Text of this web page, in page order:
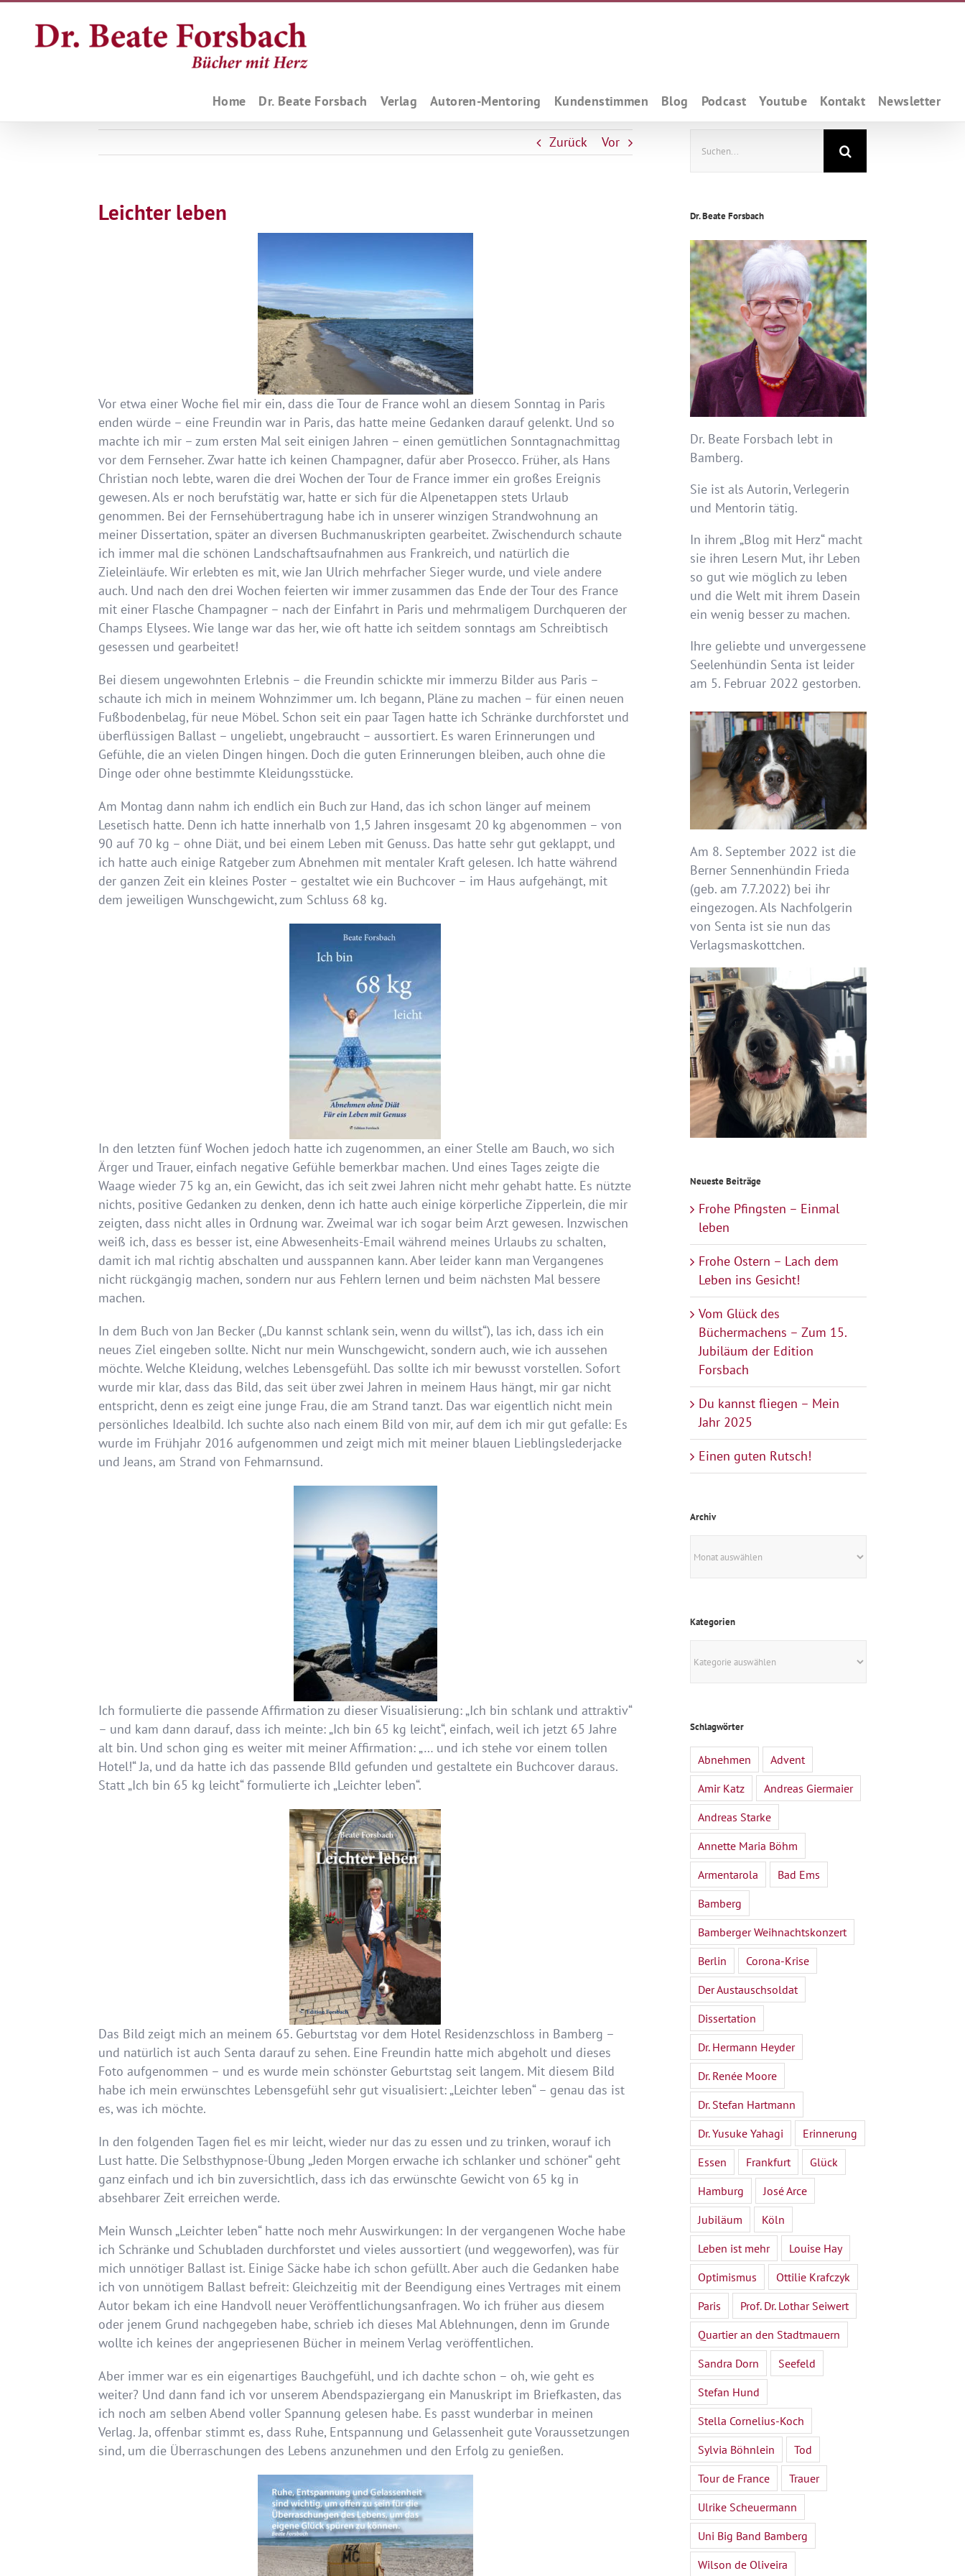
Zum
springen
Home Dr. Beate Forsbach Verlag Autoren-Mentoring Kundenstimmen Blog Podcast Youtube Kontakt Newsletter
Zurück Vor
Leichter leben
Vor etwa einer Woche fiel mir ein, dass die Tour de France wohl an diesem Sonntag in Paris
enden würde – eine Freundin war in Paris, das hatte meine Gedanken darauf gelenkt. Und so
machte ich mir – zum ersten Mal seit einigen Jahren – einen gemütlichen Sonntagnachmittag
vor dem Fernseher. Zwar hatte ich keinen Champagner, dafür aber Prosecco. Früher, als Hans
Christian noch lebte, waren die drei Wochen der Tour de France immer ein großes Ereignis
gewesen. Als er noch berufstätig war, hatte er sich für die Alpenetappen stets Urlaub
genommen. Bei der Fernsehübertragung habe ich in unserer winzigen Strandwohnung an
meiner Dissertation, später an diversen Buchmanuskripten gearbeitet. Zwischendurch schaute
ich immer mal die schönen Landschaftsaufnahmen aus Frankreich, und natürlich die
Zieleinläufe. Wir erlebten es mit, wie Jan Ulrich mehrfacher Sieger wurde, und viele andere
auch. Und nach den drei Wochen feierten wir immer zusammen das Ende der Tour des France
mit einer Flasche Champagner – nach der Einfahrt in Paris und mehrmaligem Durchqueren der
Champs Elysees. Wie lange war das her, wie oft hatte ich seitdem sonntags am Schreibtisch
gesessen und gearbeitet!
Bei diesem ungewohnten Erlebnis – die Freundin schickte mir immerzu Bilder aus Paris –
schaute ich mich in meinem Wohnzimmer um. Ich begann, Pläne zu machen – für einen neuen
Fußbodenbelag, für neue Möbel. Schon seit ein paar Tagen hatte ich Schränke durchforstet und
überflüssigen Ballast – ungeliebt, ungebraucht – aussortiert. Es waren Erinnerungen und
Gefühle, die an vielen Dingen hingen. Doch die guten Erinnerungen bleiben, auch ohne die
Dinge oder ohne bestimmte Kleidungsstücke.
Am Montag dann nahm ich endlich ein Buch zur Hand, das ich schon länger auf meinem
Lesetisch hatte. Denn ich hatte innerhalb von 1,5 Jahren insgesamt 20 kg abgenommen – von
90 auf 70 kg – ohne Diät, und bei einem Leben mit Genuss. Das hatte sehr gut geklappt, und
ich hatte auch einige Ratgeber zum Abnehmen mit mentaler Kraft gelesen. Ich hatte während
der ganzen Zeit ein kleines Poster – gestaltet wie ein Buchcover – im Haus aufgehängt, mit
dem jeweiligen Wunschgewicht, zum Schluss 68 kg.
In den letzten fünf Wochen jedoch hatte ich zugenommen, an einer Stelle am Bauch, wo sich
Ärger und Trauer, einfach negative Gefühle bemerkbar machen. Und eines Tages zeigte die
Waage wieder 75 kg an, ein Gewicht, das ich seit zwei Jahren nicht mehr gehabt hatte. Es nützte
nichts, positive Gedanken zu denken, denn ich hatte auch einige körperliche Zipperlein, die mir
zeigten, dass nicht alles in Ordnung war. Zweimal war ich sogar beim Arzt gewesen. Inzwischen
weiß ich, dass es besser ist, eine Abwesenheits-Email während meines Urlaubs zu schalten,
damit ich mal richtig abschalten und ausspannen kann. Aber leider kann man Vergangenes
nicht rückgängig machen, sondern nur aus Fehlern lernen und beim nächsten Mal bessere
machen.
In dem Buch von Jan Becker („Du kannst schlank sein, wenn du willst“), las ich, dass ich ein
neues Ziel eingeben sollte. Nicht nur mein Wunschgewicht, sondern auch, wie ich aussehen
möchte. Welche Kleidung, welches Lebensgefühl. Das sollte ich mir bewusst vorstellen. Sofort
wurde mir klar, dass das Bild, das seit über zwei Jahren in meinem Haus hängt, mir gar nicht
entspricht, denn es zeigt eine junge Frau, die am Strand tanzt. Das war eigentlich nicht mein
persönliches Idealbild. Ich suchte also nach einem Bild von mir, auf dem ich mir gut gefalle: Es
wurde im Frühjahr 2016 aufgenommen und zeigt mich mit meiner blauen Lieblingslederjacke
und Jeans, am Strand von Fehmarnsund.
Ich formulierte die passende Affirmation zu dieser Visualisierung: „Ich bin schlank und attraktiv“
– und kam dann darauf, dass ich meinte: „Ich bin 65 kg leicht“, einfach, weil ich jetzt 65 Jahre
alt bin. Und schon ging es weiter mit meiner Affirmation: „… und ich stehe vor einem tollen
Hotel!“ Ja, und da hatte ich das passende BIld gefunden und gestaltete ein Buchcover daraus.
Statt „Ich bin 65 kg leicht“ formulierte ich „Leichter leben“.
Das Bild zeigt mich an meinem 65. Geburtstag vor dem Hotel Residenzschloss in Bamberg –
und natürlich ist auch Senta darauf zu sehen. Eine Freundin hatte mich abgeholt und dieses
Foto aufgenommen – und es wurde mein schönster Geburtstag seit langem. Mit diesem Bild
habe ich mein erwünschtes Lebensgefühl sehr gut visualisiert: „Leichter leben“ – genau das ist
es, was ich möchte.
In den folgenden Tagen fiel es mir leicht, wieder nur das zu essen und zu trinken, worauf ich
Lust hatte. Die Selbsthypnose-Übung „Jeden Morgen erwache ich schlanker und schöner“ geht
ganz einfach und ich bin zuversichtlich, dass ich das erwünschte Gewicht von 65 kg in
absehbarer Zeit erreichen werde.
Mein Wunsch „Leichter leben“ hatte noch mehr Auswirkungen: In der vergangenen Woche habe
ich Schränke und Schubladen durchforstet und vieles aussortiert (und weggeworfen), was für
mich unnötiger Ballast ist. Einige Säcke habe ich schon gefüllt. Aber auch die Gedanken habe
ich von unnötigem Ballast befreit: Gleichzeitig mit der Beendigung eines Vertrages mit einem
Autor bekam ich eine Handvoll neuer Veröffentlichungsanfragen. Wo ich früher aus diesem
oder jenem Grund nachgegeben habe, schrieb ich dieses Mal Ablehnungen, denn im Grunde
wollte ich keines der angepriesenen Bücher in meinem Verlag veröffentlichen.
Aber immer war es ein eigenartiges Bauchgefühl, und ich dachte schon – oh, wie geht es
weiter? Und dann fand ich vor unserem Abendspaziergang ein Manuskript im Briefkasten, das
ich noch am selben Abend voller Spannung gelesen habe. Es passt wunderbar in meinen
Verlag. Ja, offenbar stimmt es, dass Ruhe, Entspannung und Gelassenheit gute Voraussetzungen
sind, um die Überraschungen des Lebens anzunehmen und den Erfolg zu genießen.
nach:
Dr. Beate Forsbach
Dr. Beate Forsbach lebt in
Bamberg.
Sie ist als Autorin, Verlegerin
und Mentorin tätig.
In ihrem „Blog mit Herz“ macht
sie ihren Lesern Mut, ihr Leben
so gut wie möglich zu leben
und die Welt mit ihrem Dasein
ein wenig besser zu machen.
Ihre geliebte und unvergessene
Seelenhündin Senta ist leider
am 5. Februar 2022 gestorben.
Am 8. September 2022 ist die
Berner Sennenhündin Frieda
(geb. am 7.7.2022) bei ihr
eingezogen. Als Nachfolgerin
von Senta ist sie nun das
Verlagsmaskottchen.
Neueste Beiträge
Frohe Pfingsten – Einmal
leben
Frohe Ostern – Lach dem
Leben ins Gesicht!
Vom Glück des
Büchermachens – Zum 15.
Jubiläum der Edition
Forsbach
Du kannst fliegen – Mein
Jahr 2025
Einen guten Rutsch!
Archiv
Kategorien
Schlagwörter
Abnehmen
Advent
Amir Katz
Andreas Giermaier
Andreas Starke
Annette Maria Böhm
Armentarola
Bad Ems
Bamberg
Bamberger Weihnachtskonzert
Berlin
Corona-Krise
Der Austauschsoldat
Dissertation
Dr. Hermann Heyder
Dr. Renée Moore
Dr. Stefan Hartmann
Dr. Yusuke Yahagi
Erinnerung
Essen
Frankfurt
Glück
Hamburg
José Arce
Jubiläum
Köln
Leben ist mehr
Louise Hay
Optimismus
Ottilie Krafczyk
Paris
Prof. Dr. Lothar Seiwert
Quartier an den Stadtmauern
Sandra Dorn
Seefeld
Stefan Hund
Stella Cornelius-Koch
Sylvia Böhnlein
Tod
Tour de France
Trauer
Ulrike Scheuermann
Uni Big Band Bamberg
Wilson de Oliveira